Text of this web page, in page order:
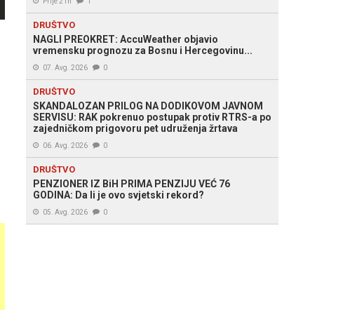
DRUŠTVO
NAGLI PREOKRET: AccuWeather objavio
vremensku prognozu za Bosnu i Hercegovinu...
07. Avg. 2026 0
DRUŠTVO
SKANDALOZAN PRILOG NA DODIKOVOM JAVNOM
SERVISU: RAK pokrenuo postupak protiv RTRS-a po
zajedničkom prigovoru pet udruženja žrtava
06. Avg. 2026 0
DRUŠTVO
PENZIONER IZ BiH PRIMA PENZIJU VEĆ 76
GODINA: Da li je ovo svjetski rekord?
05. Avg. 2026 0